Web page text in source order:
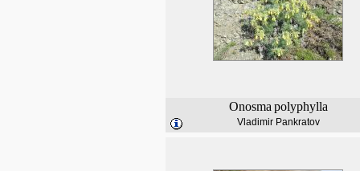
Onosma polyphylla
Vladimir Pankratov